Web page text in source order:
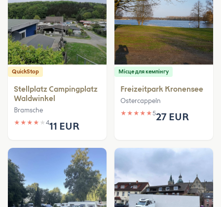
QuickStop
Stellplatz Campingplatz
Waldwinkel
Bramsche
★ ★ ★ ★ ★ 411 EUR
Місце для кемпінгу
Freizeitpark Kronensee
Ostercappeln
★ ★ ★ ★ ★527 EUR